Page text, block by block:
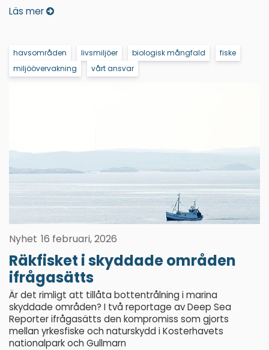
Läs mer
havsområden livsmiljöer biologisk mångfald
fiske
miljöövervakning
vårt ansvar
Nyhet 16 februari, 2026
Räkfisket i skyddade områden
ifrågasätts
Är det rimligt att tillåta bottentrålning i marina
skyddade områden? I två reportage av Deep Sea
Reporter ifrågasätts den kompromiss som gjorts
mellan yrkesfiske och naturskydd i Kosterhavets
nationalpark och Gullmarn